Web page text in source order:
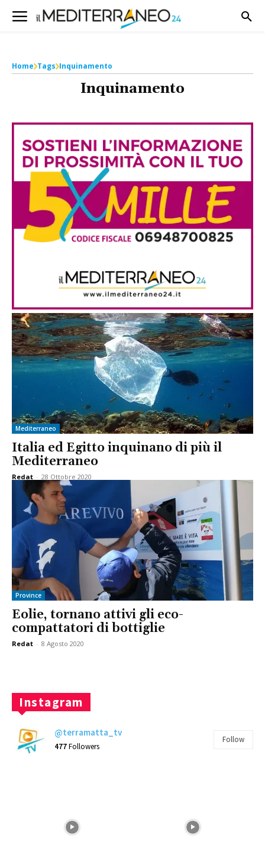
Home Tags Inquinamento
Inquinamento
Mediterraneo
Italia ed Egitto inquinano di più il
Mediterraneo
Redat - 28 Ottobre 2020
Province
Eolie, tornano attivi gli eco-
compattatori di bottiglie
Redat - 8 Agosto 2020
Instagram
@terramatta_tv
477Followers
Follow